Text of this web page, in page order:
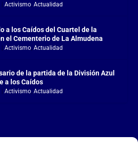
|Activismo,Actualidad
a los Caídos del Cuartel de la
el Cementerio de La Almudena
|Activismo,Actualidad
de la partida de la División Azul
a los Caídos
|Activismo,Actualidad